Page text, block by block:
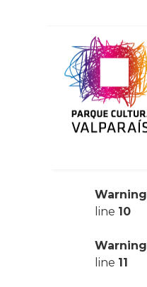
Warning
line 10
Warning
line 11